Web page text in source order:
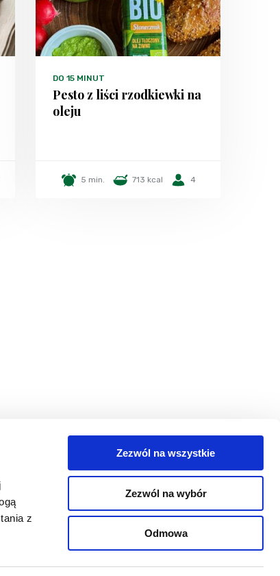
z
Zezwól na wszystkie
Zezwól na wybór
Odmowa
DO 15 MINUT
Pesto z liści rzodkiewki na
oleju
5 min. 713 kcal 4